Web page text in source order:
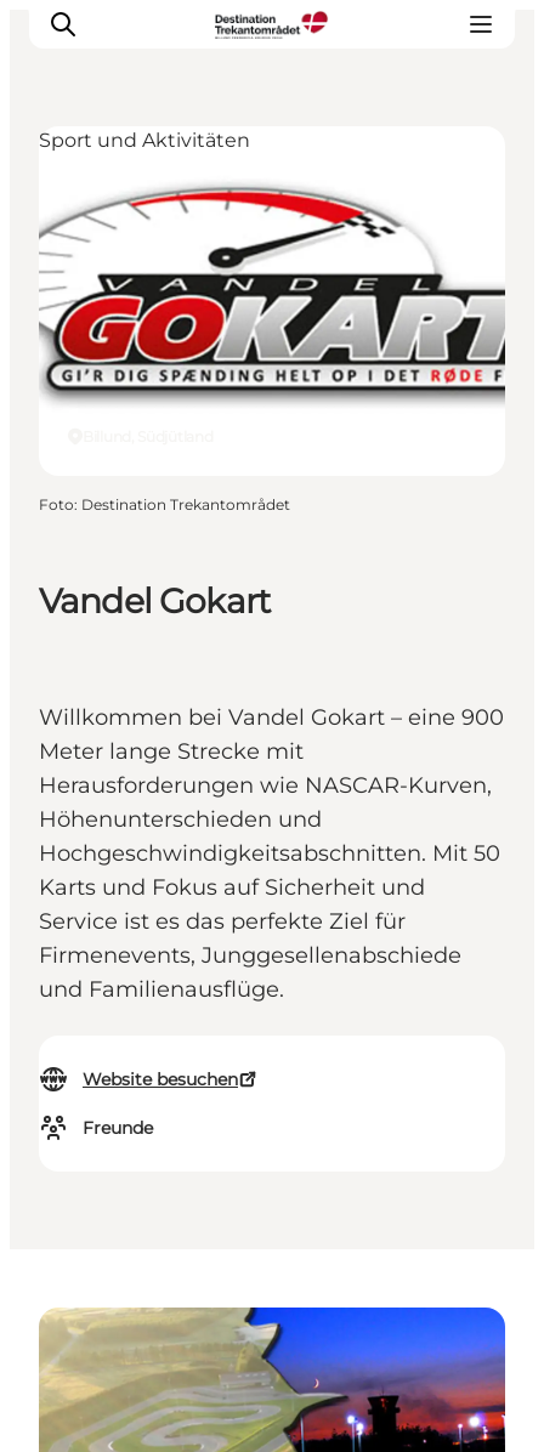
LEGOLAND® Billund Resort
Städte
Erlebnisse
Unterkünfte
Reiseplanung
Tickets
Vandel Gokart
Willkommen bei Vandel Gokart – eine 900
Meter lange Strecke mit
Herausforderungen wie NASCAR-Kurven,
Höhenunterschieden und
Hochgeschwindigkeitsabschnitten. Mit 50
Karts und Fokus auf Sicherheit und
Service ist es das perfekte Ziel für
Firmenevents, Junggesellenabschiede
und Familienausflüge.
Website besuchen
Freunde
Sport und Aktivitäten
Foto: Destination Trekantområdet